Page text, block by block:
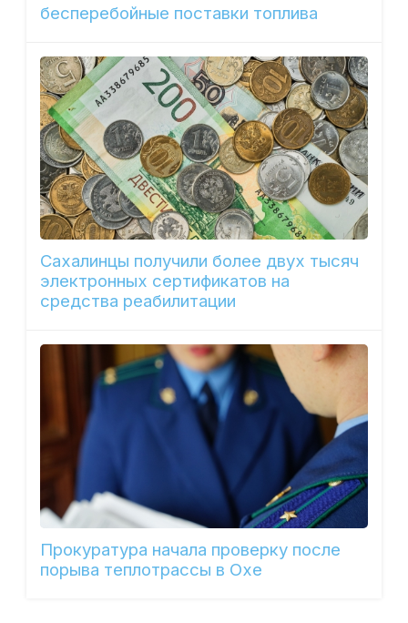
бесперебойные поставки топлива
Сахалинцы получили более двух тысяч
электронных сертификатов на
средства реабилитации
Прокуратура начала проверку после
порыва теплотрассы в Охе